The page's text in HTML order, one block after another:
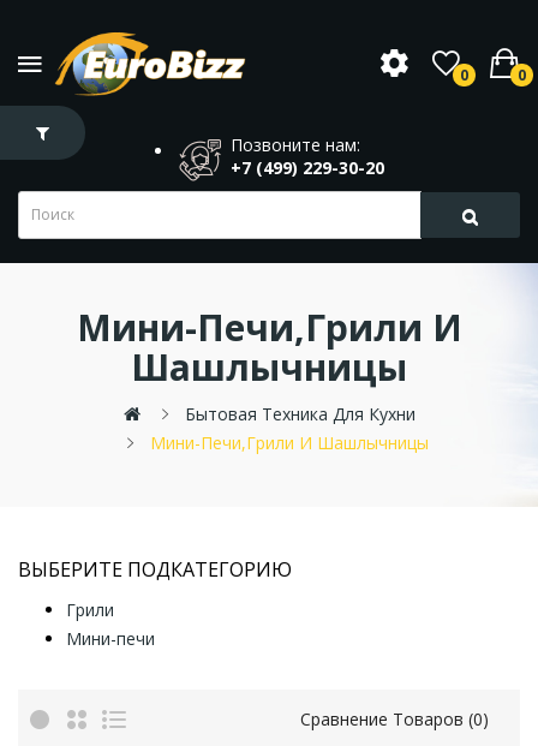
0 0
Позвоните нам:
+7 (499) 229-30-20
Мини-Печи,грили И
Шашлычницы
Бытовая Техника Для Кухни
Мини-Печи,грили И Шашлычницы
ВЫБЕРИТЕ ПОДКАТЕГОРИЮ
Грили
Мини-печи
Сравнение Товаров (0)